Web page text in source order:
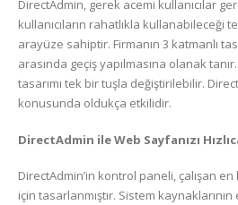
DirectAdmin, gerek acemi kullanıcılar
kullanıcıların rahatlıkla kullanabileceği
arayüze sahiptir. Firmanın 3 katmanlı
arasında geçiş yapılmasına olanak
tasarımı tek bir tuşla değiştirilebilir.
konusunda oldukça etkilidir.
DirectAdmin ile Web Sayfanızı
DirectAdmin’in kontrol paneli, çalışan
için tasarlanmıştır. Sistem